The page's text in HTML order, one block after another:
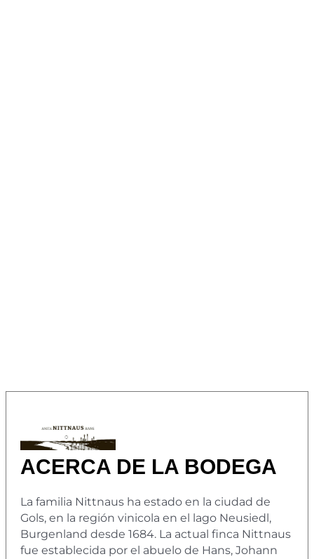
ACERCA DE LA BODEGA
La familia Nittnaus ha estado en la ciudad de
Gols, en la región vinicola en el lago Neusiedl,
Burgenland desde 1684. La actual finca Nittnaus
fue establecida por el abuelo de Hans, Johann